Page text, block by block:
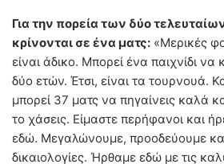
Για την πορεία των δύο
κρίνονται σε ένα ματς: «Μερικές
είναι άδικο. Μπορεί ένα παιχνίδι να
δύο ετών. Έτσι, είναι τα τουρνουά.
μπορεί 37 ματς να πηγαίνεις καλά
το χάσεις. Είμαστε περήφανοι και
εδώ. Μεγαλώνουμε, προοδεύουμε
δικαιολογίες. Ήρθαμε εδώ με τις